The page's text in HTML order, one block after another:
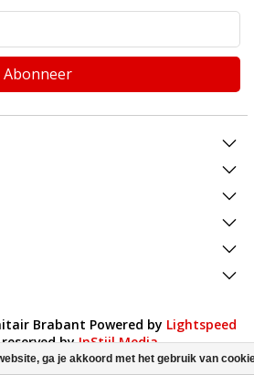
Abonneer
Brabant Powered by Lightspeed
byInStijl Media
ga je akkoord met het gebruik van